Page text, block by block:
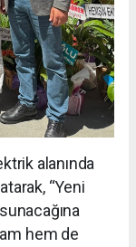
alanında
“Yeni
hem de